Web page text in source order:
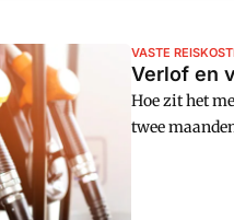
VASTE
Verlof en
Hoe zit het
twee